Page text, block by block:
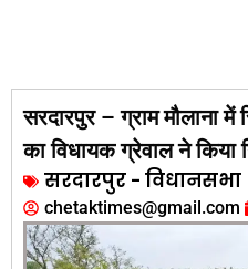
सरदारपुर – ग्राम मौलाना में
का विधायक ग्रेवाल ने किया
सरदारपुर - विधानसभा
chetaktimes@gmail.com